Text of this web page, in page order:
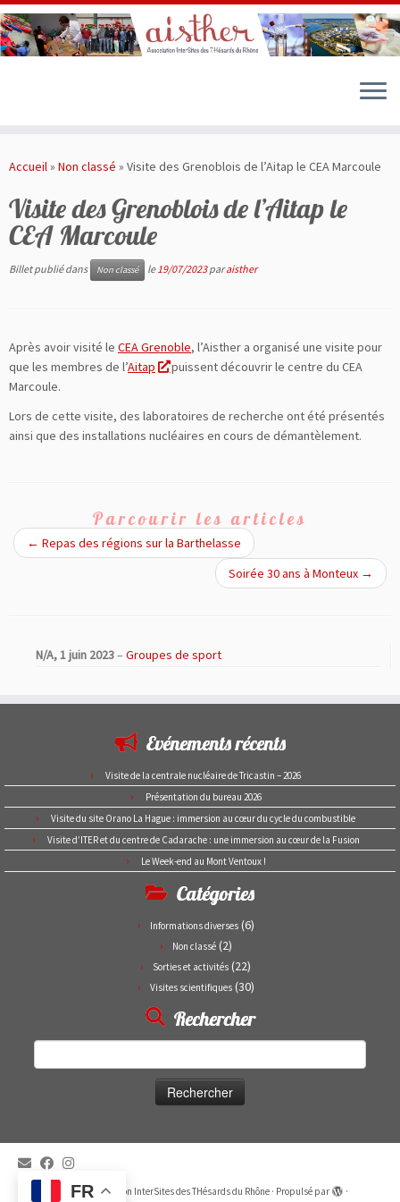
auAccueil » Non classé » Visite des Grenoblois de l’Aitap le CEA Marcoule
Visite des Grenoblois de l’Aitap le
CEA Marcoule
Billet publié dans Non classé le 19/07/2023 paraisther
Après avoir visité le CEA Grenoble, l’Aisther a organisé une visite pour
que les membres de l’Aitap
puissent découvrir le centre du CEA
Marcoule.
Lors de cette visite, des laboratoires de recherche ont été présentés
ainsi que des installations nucléaires en cours de démantèlement.
Parcourir les articles
← Repas des régions sur la Barthelasse
Soirée 30 ans à Monteux →
N/A, 1 juin 2023– Groupes de sport
Evénements récents
Visite de la centrale nucléaire de Tricastin – 2026
Présentation du bureau 2026
Visite du site Orano La Hague : immersion au cœur du cycle du combustible
Visite d’ITER et du centre de Cadarache : une immersion au cœur de la Fusion
Le Week-end au Mont Ventoux !
Catégories
Informations diverses(6)
Non classé(2)
Sorties et activités (22)
Visites scientifiques(30)
Rechercher
© 2026 Association InterSites des THésards du Rhône · Propulsé par ·
FR